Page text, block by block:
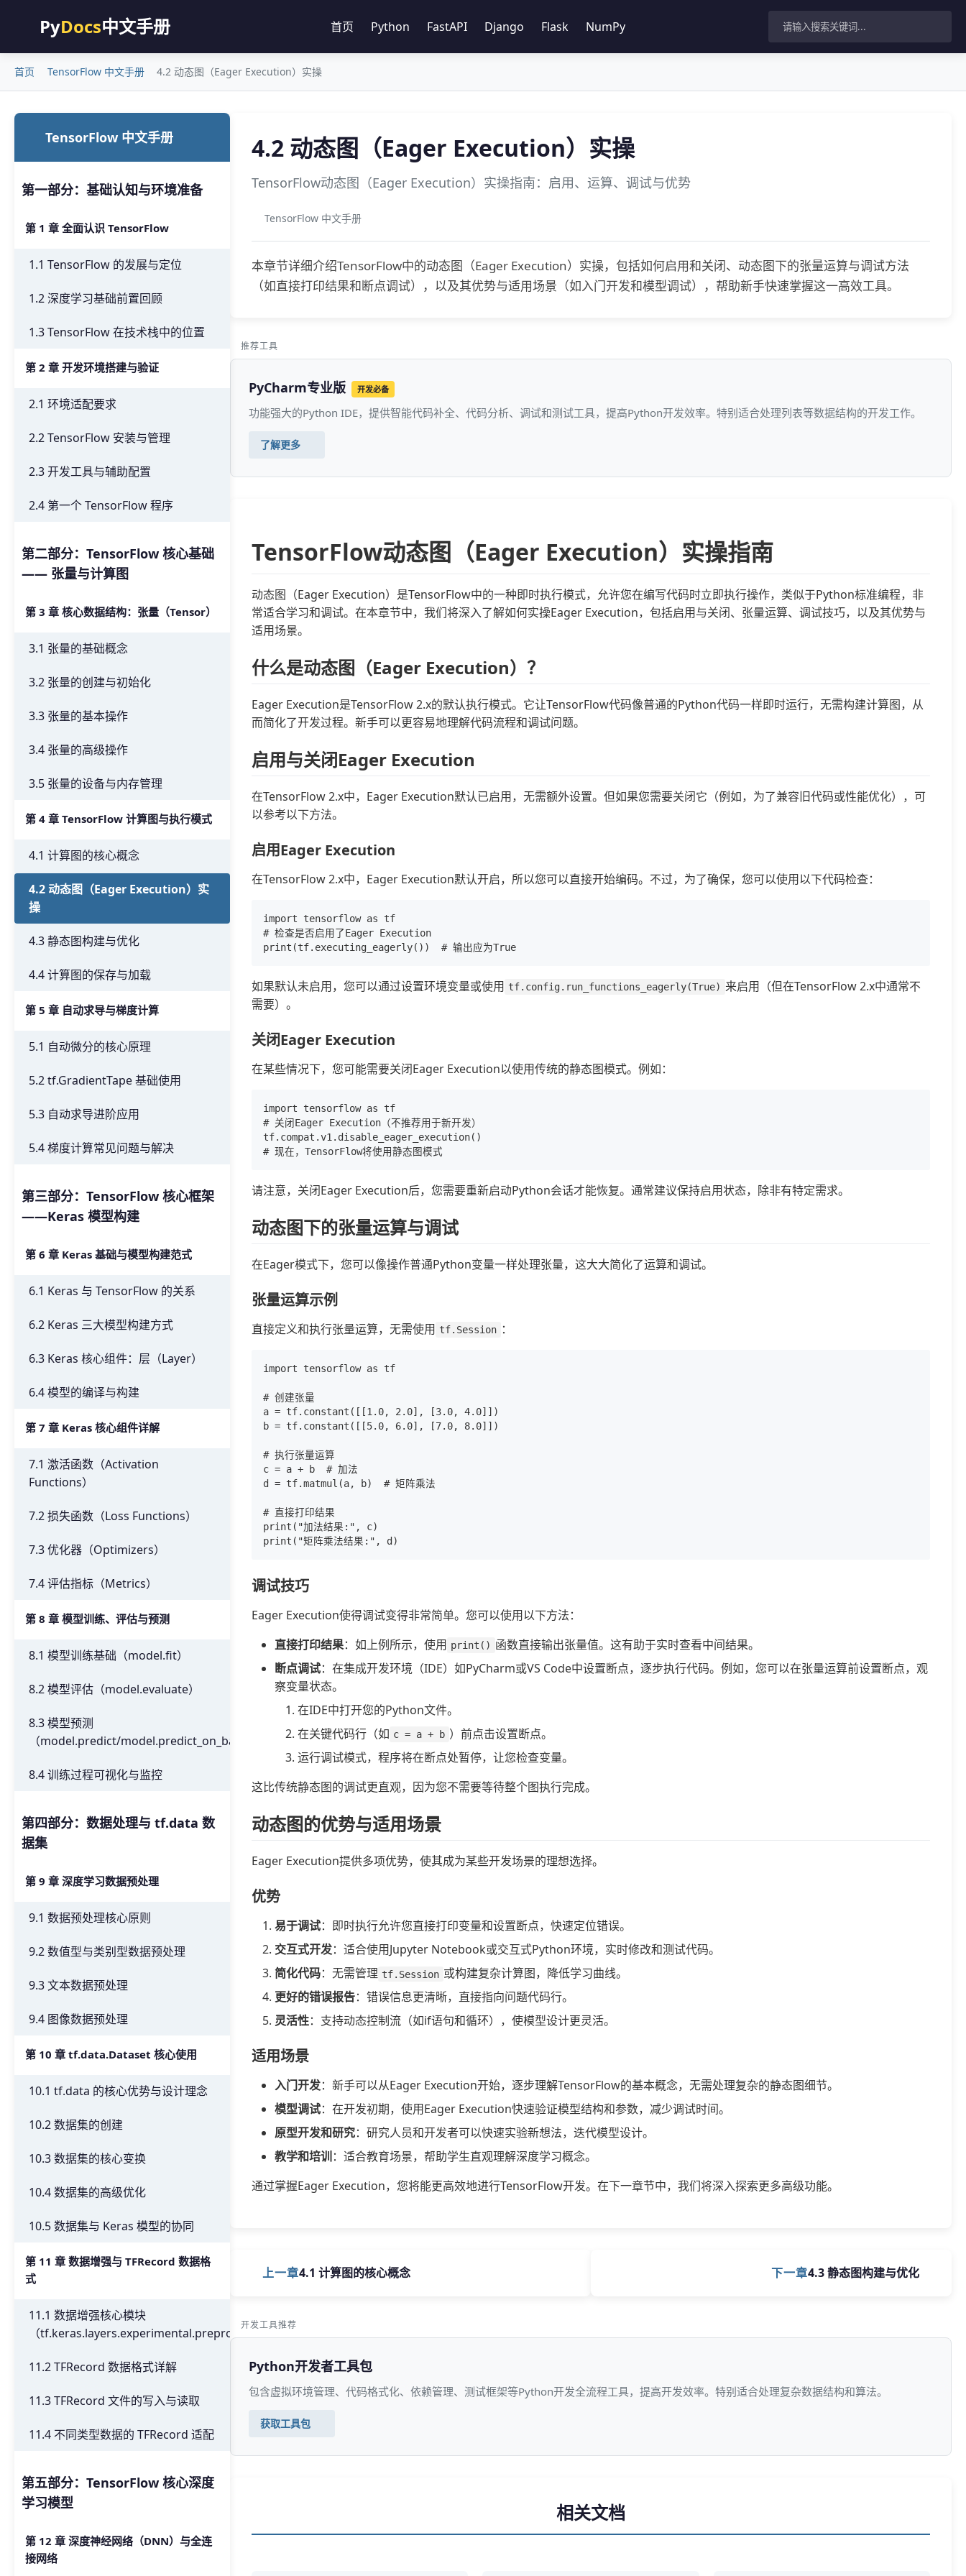
PyDocs中文手册 首页 Python FastAPI Django Flask NumPy
首页 TensorFlow 中文手册 4.2 动态图（Eager Execution）实操
TensorFlow 中文手册
第一部分：基础认知与环境准备
第 1 章 全面认识 TensorFlow
1.1 TensorFlow 的发展与定位
1.2 深度学习基础前置回顾
1.3 TensorFlow 在技术栈中的位置
第 2 章 开发环境搭建与验证
2.1 环境适配要求
2.2 TensorFlow 安装与管理
2.3 开发工具与辅助配置
2.4 第一个 TensorFlow 程序
第二部分：TensorFlow 核心基础
—— 张量与计算图
第 3 章 核心数据结构：张量（Tensor）
3.1 张量的基础概念
3.2 张量的创建与初始化
3.3 张量的基本操作
3.4 张量的高级操作
3.5 张量的设备与内存管理
第 4 章 TensorFlow 计算图与执行模式
4.1 计算图的核心概念
4.2 动态图（Eager Execution）实
操
4.3 静态图构建与优化
4.4 计算图的保存与加载
第 5 章 自动求导与梯度计算
5.1 自动微分的核心原理
5.2 tf.GradientTape 基础使用
5.3 自动求导进阶应用
5.4 梯度计算常见问题与解决
第三部分：TensorFlow 核心框架
——Keras 模型构建
第 6 章 Keras 基础与模型构建范式
6.1 Keras 与 TensorFlow 的关系
6.2 Keras 三大模型构建方式
6.3 Keras 核心组件：层（Layer）
6.4 模型的编译与构建
第 7 章 Keras 核心组件详解
7.1 激活函数（Activation
Functions）
7.2 损失函数（Loss Functions）
7.3 优化器（Optimizers）
7.4 评估指标（Metrics）
第 8 章 模型训练、评估与预测
8.1 模型训练基础（model.fit）
8.2 模型评估（model.evaluate）
8.3 模型预测
（model.predict/model.predict_on_batch）
8.4 训练过程可视化与监控
第四部分：数据处理与 tf.data 数
据集
第 9 章 深度学习数据预处理
9.1 数据预处理核心原则
9.2 数值型与类别型数据预处理
9.3 文本数据预处理
9.4 图像数据预处理
第 10 章 tf.data.Dataset 核心使用
10.1 tf.data 的核心优势与设计理念
10.2 数据集的创建
10.3 数据集的核心变换
10.4 数据集的高级优化
10.5 数据集与 Keras 模型的协同
第 11 章 数据增强与 TFRecord 数据格
式
11.1 数据增强核心模块
（tf.keras.layers.experimental.preprocessing）
11.2 TFRecord 数据格式详解
11.3 TFRecord 文件的写入与读取
11.4 不同类型数据的 TFRecord 适配
第五部分：TensorFlow 核心深度
学习模型
第 12 章 深度神经网络（DNN）与全连
接网络
4.2 动态图（Eager Execution）实操
TensorFlow动态图（Eager Execution）实操指南：启用、运算、调试与优势
TensorFlow 中文手册
本章节详细介绍TensorFlow中的动态图（Eager Execution）实操，包括如何启用和关闭、动态图下的张量运算与调试方法
（如直接打印结果和断点调试），以及其优势与适用场景（如入门开发和模型调试），帮助新手快速掌握这一高效工具。
推荐工具
PyCharm专业版 开发必备
功能强大的Python IDE，提供智能代码补全、代码分析、调试和测试工具，提高Python开发效率。特别适合处理列表等数据结构的开发工作。
了解更多
TensorFlow动态图（Eager Execution）实操指南
动态图（Eager Execution）是TensorFlow中的一种即时执行模式，允许您在编写代码时立即执行操作，类似于Python标准编程，非
常适合学习和调试。在本章节中，我们将深入了解如何实操Eager Execution，包括启用与关闭、张量运算、调试技巧，以及其优势与
适用场景。
什么是动态图（Eager Execution）？
Eager Execution是TensorFlow 2.x的默认执行模式。它让TensorFlow代码像普通的Python代码一样即时运行，无需构建计算图，从
而简化了开发过程。新手可以更容易地理解代码流程和调试问题。
启用与关闭Eager Execution
在TensorFlow 2.x中，Eager Execution默认已启用，无需额外设置。但如果您需要关闭它（例如，为了兼容旧代码或性能优化），可
以参考以下方法。
启用Eager Execution
在TensorFlow 2.x中，Eager Execution默认开启，所以您可以直接开始编码。不过，为了确保，您可以使用以下代码检查：
import tensorflow as tf
# 检查是否启用了Eager Execution
如果默认未启用，您可以通过设置环境变量或使用 tf.config.run_functions_eagerly(True) 来启用（但在TensorFlow 2.x中通常不
需要）。
关闭Eager Execution
在某些情况下，您可能需要关闭Eager Execution以使用传统的静态图模式。例如：
import tensorflow as tf
# 关闭Eager Execution（不推荐用于新开发）
tf.compat.v1.disable_eager_execution()
请注意，关闭Eager Execution后，您需要重新启动Python会话才能恢复。通常建议保持启用状态，除非有特定需求。
动态图下的张量运算与调试
在Eager模式下，您可以像操作普通Python变量一样处理张量，这大大简化了运算和调试。
张量运算示例
直接定义和执行张量运算，无需使用 tf.Session ：
import tensorflow as tf
# 创建张量
a = tf.constant([[1.0, 2.0], [3.0, 4.0]])
b = tf.constant([[5.0, 6.0], [7.0, 8.0]])
# 执行张量运算
c = a + b  # 加法
d = tf.matmul(a, b)  # 矩阵乘法
# 直接打印结果
print("加法结果:", c)
调试技巧
Eager Execution使得调试变得非常简单。您可以使用以下方法：
直接打印结果：如上例所示，使用 print() 函数直接输出张量值。这有助于实时查看中间结果。
断点调试：在集成开发环境（IDE）如PyCharm或VS Code中设置断点，逐步执行代码。例如，您可以在张量运算前设置断点，观
察变量状态。
在IDE中打开您的Python文件。
在关键代码行（如 c = a + b ）前点击设置断点。
运行调试模式，程序将在断点处暂停，让您检查变量。
这比传统静态图的调试更直观，因为您不需要等待整个图执行完成。
动态图的优势与适用场景
Eager Execution提供多项优势，使其成为某些开发场景的理想选择。
优势
易于调试：即时执行允许您直接打印变量和设置断点，快速定位错误。
交互式开发：适合使用Jupyter Notebook或交互式Python环境，实时修改和测试代码。
简化代码：无需管理 tf.Session 或构建复杂计算图，降低学习曲线。
更好的错误报告：错误信息更清晰，直接指向问题代码行。
灵活性：支持动态控制流（如if语句和循环），使模型设计更灵活。
适用场景
入门开发：新手可以从Eager Execution开始，逐步理解TensorFlow的基本概念，无需处理复杂的静态图细节。
模型调试：在开发初期，使用Eager Execution快速验证模型结构和参数，减少调试时间。
原型开发和研究：研究人员和开发者可以快速实验新想法，迭代模型设计。
教学和培训 ：适合教育场景，帮助学生直观理解深度学习概念。
通过掌握Eager Execution，您将能更高效地进行TensorFlow开发。在下一章节中，我们将深入探索更多高级功能。
上一章4.1 计算图的核心概念 下一章4.3 静态图构建与优化
开发工具推荐
Python开发者工具包
包含虚拟环境管理、代码格式化、依赖管理、测试框架等Python开发全流程工具，提高开发效率。特别适合处理复杂数据结构和算法。
获取工具包
相关文档